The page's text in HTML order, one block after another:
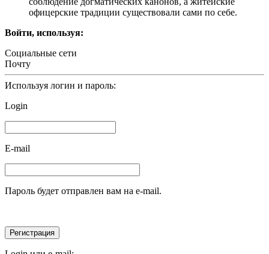
офицерские традиции существовали сами по себе.
Войти, используя:
Социальные сети
Почту
Используя логин и пароль:
Login
E-mail
Пароль будет отправлен вам на e-mail.